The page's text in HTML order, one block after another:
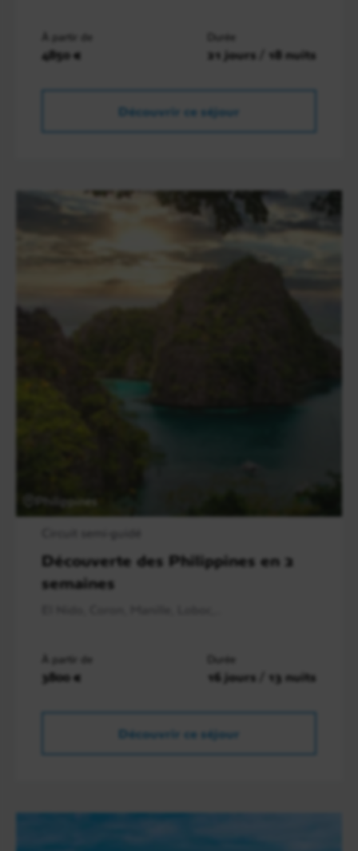
À partir de
4850 €
Durée
21 jours / 18 nuits
Découvrir ce séjour
Philippines
Découverte des Philippines en 2
semaines
À partir de
3800 €
Durée
16 jours / 13 nuits
Découvrir ce séjour